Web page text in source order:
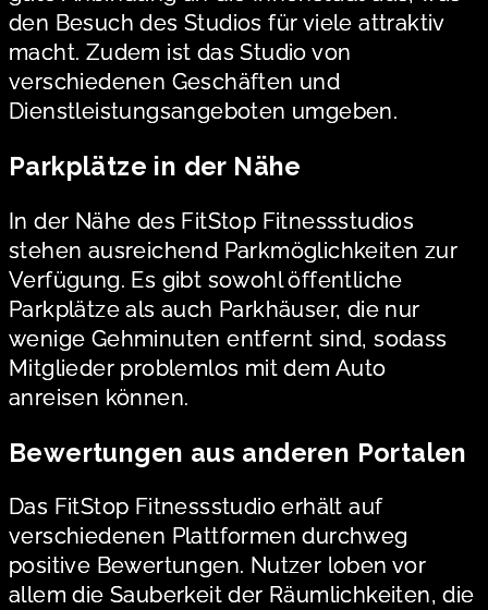
den Besuch des Studios für viele attraktiv
macht. Zudem ist das Studio von
verschiedenen Geschäften und
Dienstleistungsangeboten umgeben.
Parkplätze in der Nähe
In der Nähe des FitStop Fitnessstudios
stehen ausreichend Parkmöglichkeiten zur
Verfügung. Es gibt sowohl öffentliche
Parkplätze als auch Parkhäuser, die nur
wenige Gehminuten entfernt sind, sodass
Mitglieder problemlos mit dem Auto
anreisen können.
Bewertungen aus anderen Portalen
Das FitStop Fitnessstudio erhält auf
verschiedenen Plattformen durchweg
positive Bewertungen. Nutzer loben vor
allem die Sauberkeit der Räumlichkeiten, die